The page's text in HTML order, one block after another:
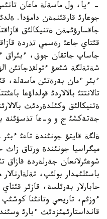
- ءيا، ول ماسةلة ماعان
جوعارئ قارقئنمةن دامؤدا.
جاقسارؤئمةن ةتنيكالئق
قئتاي جاعئ رةسمي تذردة
جاساپ جاتقان جوق، ءبئراق
شةتةلگة شئعؤ ءتولقذجاتئن
ءبئر ءمان بةرةتئن ماسةلة،
تالانتتئ بالالاردئ قولداؤعا
ةتنيكالئق وكئلدةردئث
جةتةكشئ ج و و-عا تذسؤئنة
ةلگة قايتؤ جونئندة تاعئ
ميگراسيا جونئندة ورتاق
شوعئرلانعان جةرلةردة قازاق
باسئلئمدار بولئپ،
حابارلار بةرئلسة، قازئر
ءوزئم، تاريحي وتانئنا
قانداستارئمئزدئث ءبارئ